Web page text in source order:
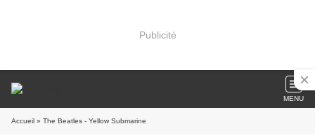
Publicité
MENU
Accueil » The Beatles - Yellow Submarine